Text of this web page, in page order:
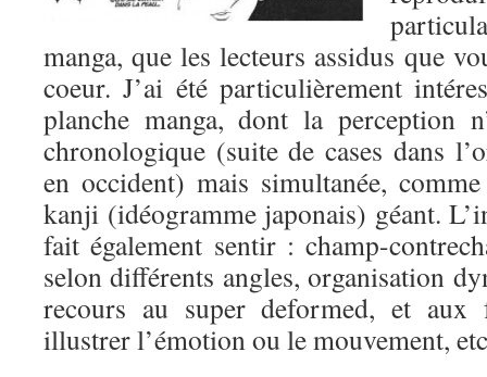
manga, que les lecteurs assidus que
coeur. J’ai été particulièrement
planche manga, dont la perception
chronologique (suite de cases dans
en occident) mais simultanée,
kanji (idéogramme japonais) géant.
fait également sentir : champ-
selon différents angles, organisation
recours au super deformed, et aux
illustrer l’émotion ou le mouvement,